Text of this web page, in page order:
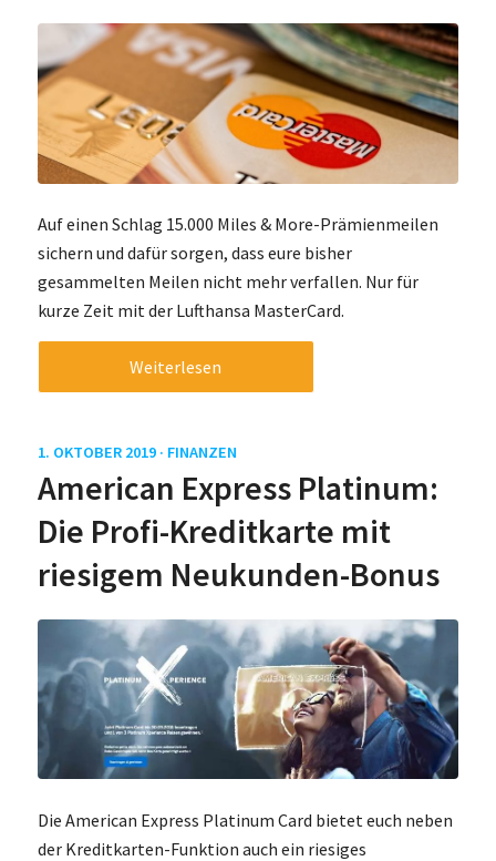
Auf einen Schlag 15.000 Miles & More-Prämienmeilen
sichern und dafür sorgen, dass eure bisher
gesammelten Meilen nicht mehr verfallen. Nur für
kurze Zeit mit der Lufthansa MasterCard.
Weiterlesen
1. OKTOBER 2019 · FINANZEN
American Express Platinum:
Die Profi-Kreditkarte mit
riesigem Neukunden-Bonus
Die American Express Platinum Card bietet euch neben
der Kreditkarten-Funktion auch ein riesiges